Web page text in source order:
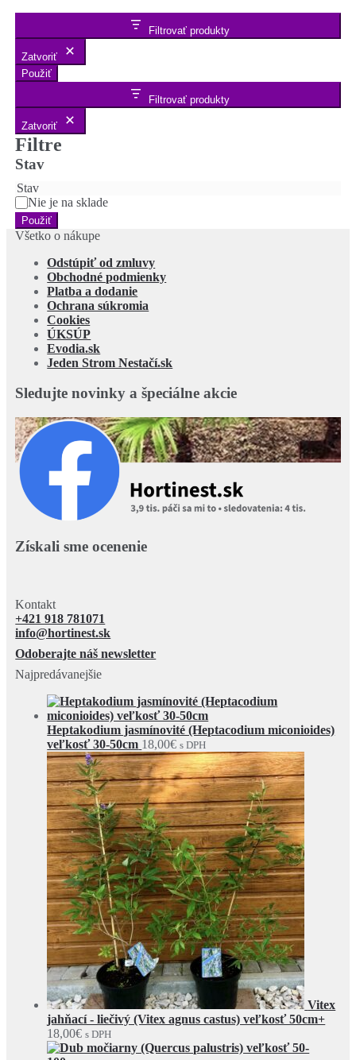
Filtrovať produkty
Zatvoriť
Použiť
Filtrovať produkty
Zatvoriť
Filtre
Stav
Stav
Nie je na sklade
Použiť
Všetko o nákupe
Odstúpiť od zmluvy
Obchodné podmienky
Platba a dodanie
Ochrana súkromia
Cookies
ÚKSÚP
Evodia.sk
Jeden Strom Nestačí.sk
Sledujte novinky a špeciálne akcie
Získali sme ocenenie
Kontakt
+421 918 781071
info@hortinest.sk
Odoberajte náš newsletter
Najpredávanejšie
Heptakodium jasmínovité (Heptacodium miconioides)
veľkosť 30-50cm 18,00€ s DPH
Vitex
jahňací - liečivý (Vitex agnus castus) veľkosť 50cm+
18,00€ s DPH